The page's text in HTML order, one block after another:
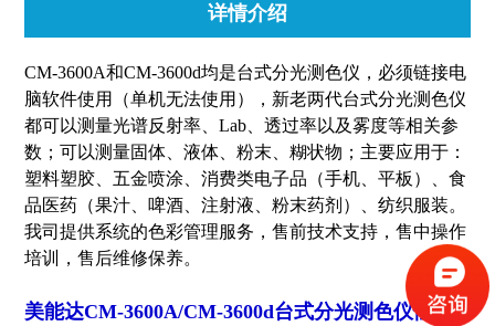
详情介绍
CM-3600A和CM-3600d均是台式分光测色仪，必须链接电
脑软件使用（单机无法使用），新老两代台式分光测色仪
都可以测量光谱反射率、Lab、透过率以及雾度等相关参
数；可以测量固体、液体、粉末、糊状物；主要应用于：
塑料塑胶、五金喷涂、消费类电子品（手机、平板）、食
品医药（果汁、啤酒、注射液、粉末药剂）、纺织服装。
我司提供系统的色彩管理服务，售前技术支持，售中操作
培训，售后维修保养。
美能达CM-3600A/CM-3600d台式分光测色仪性能